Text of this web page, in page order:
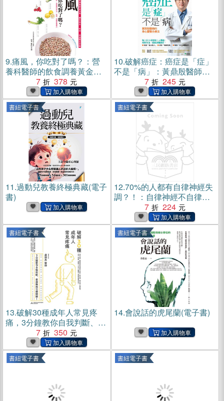
9.痛風，你吃對了嗎？：營
養科醫師的飲食調養黃金法
則，讓你安全、有效、快速
穩定尿酸(電子書)
7 378
10.破解癌症：癌症是「症」
不是「病」：黃鼎殷醫師的
身心靈整合療法(電子書)
7 245
書紐電子書
11.過動兒教養終極典藏(電子
書)
書紐電子書
12.70%的人都有自律神經失
調？！：自律神經不自律，
就是生活失控的開始！(電子
7 224
書紐電子書
13.破解30種成年人常見疼
痛，3分鐘教你自我判斷、掌
握無痛治療關鍵！(電子書)
7 350
書紐電子書
14.會說話的虎尾蘭(電子書)
書紐電子書 書紐電子書